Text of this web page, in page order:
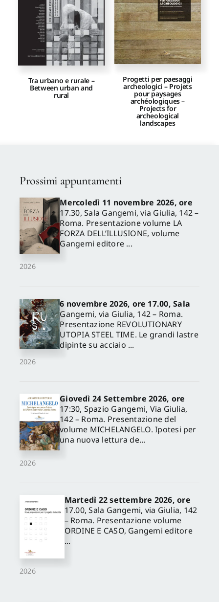
Proposte di pubblicazione
Gangemi Editore
Newsletter
Tra urbano e rurale –
Between urban and
rural
Progetti per paesaggi
archeologici – Projets
pour paysages
archéologiques –
Projects for
archeological
landscapes
Prossimi appuntamenti
2026
Mercoledì 11 novembre 2026, ore
17.30, Sala Gangemi, via Giulia, 142 –
Roma. Presentazione volume LA
FORZA DELL’ILLUSIONE, volume
Gangemi editore ...
2026
6 novembre 2026, ore 17.00, Sala
Gangemi, via Giulia, 142 – Roma.
Presentazione REVOLUTIONARY
UTOPIA STEEL TIME. Le grandi lastre
dipinte su acciaio ...
2026
Giovedì 24 Settembre 2026, ore
17:30, Spazio Gangemi, Via Giulia,
142 – Roma. Presentazione del
volume MICHELANGELO. Ipotesi per
una nuova lettura de...
2026
Martedì 22 settembre 2026, ore
17.00, Sala Gangemi, via Giulia, 142
– Roma. Presentazione volume
ORDINE E CASO, Gangemi editore
...